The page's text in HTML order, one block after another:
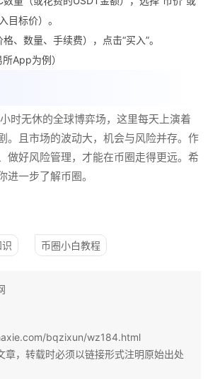
目标价）。
、数量、手续费），点击“买入”。
时无休的全球博弈场，这里每天上演着
。且市场的波动大，机会与风险并存。作
做好风险管理，才能在币圈走得更远。希
进一步了解币圈。
币圈小白教程
bqzixun/wz184.html
章，转载时必须以链接形式注明原始出处